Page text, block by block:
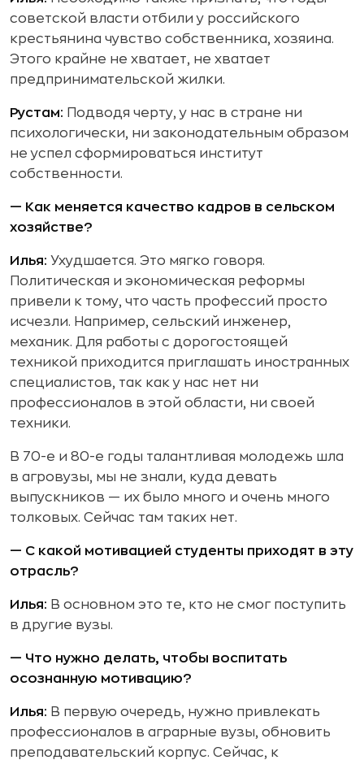
советской власти отбили у российского
крестьянина чувство собственника, хозяина.
Этого крайне не хватает, не хватает
предпринимательской жилки.
Рустам: Подводя черту, у нас в стране ни
психологически, ни законодательным образом
не успел сформироваться институт
собственности.
— Как меняется качество кадров в сельском
хозяйстве?
Илья: Ухудшается. Это мягко говоря.
Политическая и экономическая реформы
привели к тому, что часть профессий просто
исчезли. Например, сельский инженер,
механик. Для работы с дорогостоящей
техникой приходится приглашать иностранных
специалистов, так как у нас нет ни
профессионалов в этой области, ни своей
техники.
В 70-е и 80-е годы талантливая молодежь шла
в агровузы, мы не знали, куда девать
выпускников — их было много и очень много
толковых. Сейчас там таких нет.
— С какой мотивацией студенты приходят в эту
отрасль?
Илья: В основном это те, кто не смог поступить
в другие вузы.
— Что нужно делать, чтобы воспитать
осознанную мотивацию?
Илья: В первую очередь, нужно привлекать
профессионалов в аграрные вузы, обновить
преподавательский корпус. Сейчас, к